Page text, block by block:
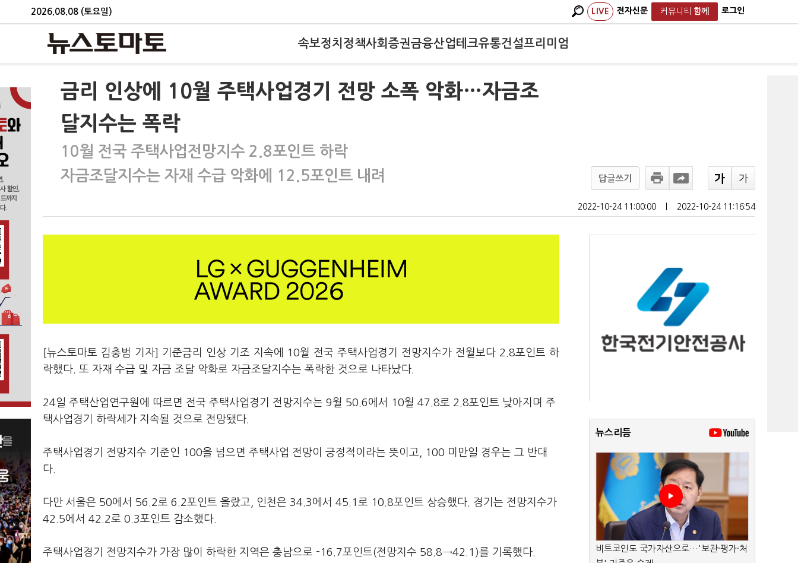
2026.08.08 (토요일) LIVE 전자신문 커뮤니티 함께 로그인
속보정치 정책사회 증권금융산업테크유통건설프리미엄
금리 인상에 10월 주택사업경기 전망 소폭 악화…자금조
달지수는 폭락
10월 전국 주택사업전망지수 2.8포인트 하락
자금조달지수는 자재 수급 악화에 12.5포인트 내려
답글쓰기
2022-10-24 11:00:00 2022-10-24 11:16:54
[뉴스토마토 김충범 기자] 기준금리 인상 기조 지속에 10월 전국 주택사업경기 전망지수가 전월보다 2.8포인트 하
락했다. 또 자재 수급 및 자금 조달 악화로 자금조달지수는 폭락한 것으로 나타났다.
24일 주택산업연구원에 따르면 전국 주택사업경기 전망지수는 9월 50.6에서 10월 47.8로 2.8포인트 낮아지며 주
택사업경기 하락세가 지속될 것으로 전망됐다.
주택사업경기 전망지수 기준인 100을 넘으면 주택사업 전망이 긍정적이라는 뜻이고, 100 미만일 경우는 그 반대
다.
다만 서울은 50에서 56.2로 6.2포인트 올랐고, 인천은 34.3에서 45.1로 10.8포인트 상승했다. 경기는 전망지수가
42.5에서 42.2로 0.3포인트 감소했다.
주택사업경기 전망지수가 가장 많이 하락한 지역은 충남으로 -16.7포인트(전망지수 58.8→42.1)를 기록했다.
뉴스리듬
비트코인도 국가자산으로…'보관·평가·처